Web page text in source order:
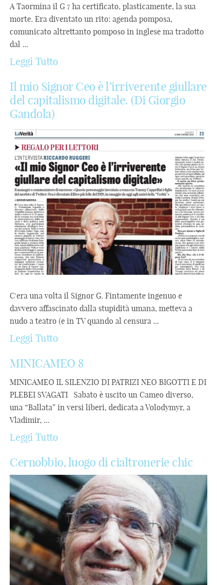
A Taormina il G 7 ha certificato, plasticamente, la sua
morte. Era diventato un rito: agenda pomposa,
comunicato altrettanto pomposo in inglese ma tradotto
dal ...
Leggi Tutto
Il mio Signor Ceo è l’irriverente giullare
del capitalismo digitale. (Di Giorgio
Gandola)
C'era una volta il Signor G. Fintamente ingenuo e
davvero affascinato dalla stupidità umana, metteva a
nudo a teatro (e in TV quando al censura ...
Leggi Tutto
MINICAMEO 8
MINICAMEO IL SILENZIO DI PATRIZI NEO BIGOTTI E DI
PLEBEI SVAGATI Sabato è uscito un Cameo diverso,
una “Ballata” in versi liberi, dedicata a Volodymyr, a
Vladimir, ...
Leggi Tutto
Cernobbio, luogo di cialtronerie chic